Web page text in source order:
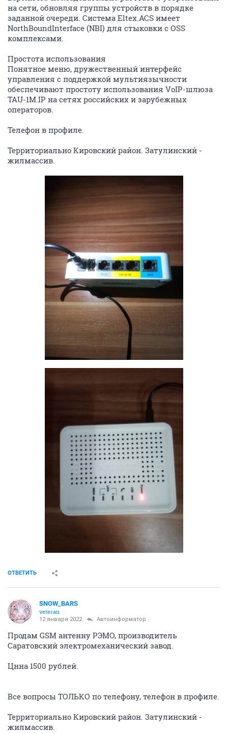
на сети, обновляя группы устройств в порядке
заданной очереди. Система Eltex.ACS имеет
NorthBoundInterface (NBI) для стыковки с OSS
комплексами.
Простота использования
Понятное меню, дружественный интерфейс
управления с поддержкой мультиязычности
обеспечивают простоту использования VoIP-шлюза
TAU-1M.IP на сетях российских и зарубежных
операторов.
Телефон в профиле.
Территориально Кировский район. Затулинский -
жилмассив.
ОТВЕТИТЬ
SNOW_BARS
veteran
12 января 2022 Автоинформатор
Продам GSM антенну РЭМО, производитель
Саратовский электромеханический завод.
Цнна 1500 рублей.
Все вопросы ТОЛЬКО по телефону, телефон в профиле.
Территориально Кировский район. Затулинский -
жилмассив.